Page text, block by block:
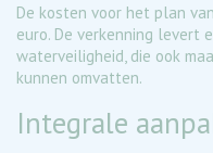
De kosten voor het plan
euro. De verkenning levert
waterveiligheid, die ook
kunnen omvatten.
Integrale